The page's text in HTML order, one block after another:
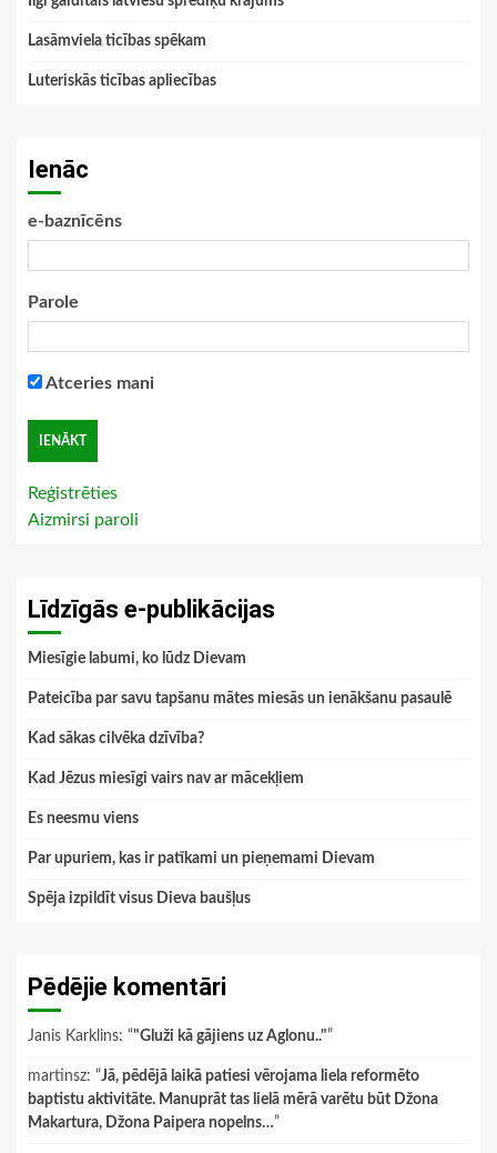
Lasāmviela ticības spēkam
Luteriskās ticības apliecības
Ienāc
e-baznīcēns
Parole
Atceries mani
Reģistrēties
Aizmirsi paroli
Līdzīgās e-publikācijas
Miesīgie labumi, ko lūdz Dievam
Pateicība par savu tapšanu mātes miesās un ienākšanu pasaulē
Kad sākas cilvēka dzīvība?
Kad Jēzus miesīgi vairs nav ar mācekļiem
Es neesmu viens
Par upuriem, kas ir patīkami un pieņemami Dievam
Spēja izpildīt visus Dieva baušļus
Pēdējie komentāri
Janis Karklins: “"Gluži kā gājiens uz Aglonu.."”
martinsz: “Jā, pēdējā laikā patiesi vērojama liela reformēto
baptistu aktivitāte. Manuprāt tas lielā mērā varētu būt Džona
Makartura, Džona Paipera nopelns…”